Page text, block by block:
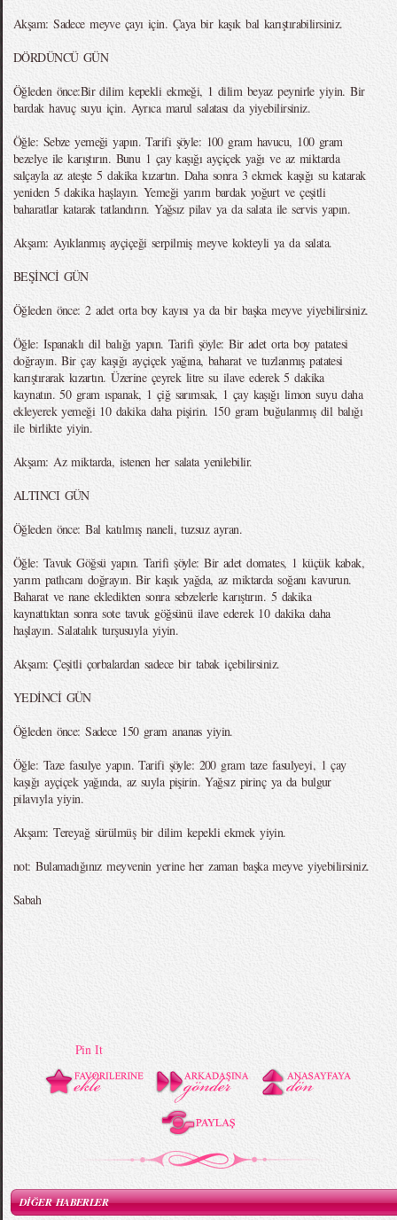
Akşam: Sadece meyve çayı için. Çaya bir kaşık bal karıştırabilirsiniz.
DÖRDÜNCÜ GÜN
Öğleden önce:Bir dilim kepekli ekmeği, 1 dilim beyaz peynirle yiyin. Bir
bardak havuç suyu için. Ayrıca marul salatası da yiyebilirsiniz.
Öğle: Sebze yemeği yapın. Tarifi şöyle: 100 gram havucu, 100 gram
bezelye ile karıştırın. Bunu 1 çay kaşığı ayçiçek yağı ve az miktarda
salçayla az ateşte 5 dakika kızartın. Daha sonra 3 ekmek kaşığı su katarak
yeniden 5 dakika haşlayın. Yemeği yarım bardak yoğurt ve çeşitli
baharatlar katarak tatlandırın. Yağsız pilav ya da salata ile servis yapın.
Akşam: Ayıklanmış ayçiçeği serpilmiş meyve kokteyli ya da salata.
BEŞİNCİ GÜN
Öğleden önce: 2 adet orta boy kayısı ya da bir başka meyve yiyebilirsiniz.
Öğle: Ispanaklı dil balığı yapın. Tarifi şöyle: Bir adet orta boy patatesi
doğrayın. Bir çay kaşığı ayçiçek yağına, baharat ve tuzlanmış patatesi
karıştırarak kızartın. Üzerine çeyrek litre su ilave ederek 5 dakika
kaynatın. 50 gram ıspanak, 1 çiğ sarımsak, 1 çay kaşığı limon suyu daha
ekleyerek yemeği 10 dakika daha pişirin. 150 gram buğulanmış dil balığı
ile birlikte yiyin.
Akşam: Az miktarda, istenen her salata yenilebilir.
ALTINCI GÜN
Öğleden önce: Bal katılmış naneli, tuzsuz ayran.
Öğle: Tavuk Göğsü yapın. Tarifi şöyle: Bir adet domates, 1 küçük kabak,
yarım patlıcanı doğrayın. Bir kaşık yağda, az miktarda soğanı kavurun.
Baharat ve nane ekledikten sonra sebzelerle karıştırın. 5 dakika
kaynattıktan sonra sote tavuk göğsünü ilave ederek 10 dakika daha
haşlayın. Salatalık turşusuyla yiyin.
Akşam: Çeşitli çorbalardan sadece bir tabak içebilirsiniz.
YEDİNCİ GÜN
Öğleden önce: Sadece 150 gram ananas yiyin.
Öğle: Taze fasulye yapın. Tarifi şöyle: 200 gram taze fasulyeyi, 1 çay
kaşığı ayçiçek yağında, az suyla pişirin. Yağsız pirinç ya da bulgur
pilavıyla yiyin.
Akşam: Tereyağ sürülmüş bir dilim kepekli ekmek yiyin.
not: Bulamadığınız meyvenin yerine her zaman başka meyve yiyebilirsiniz.
Sabah
Pin It
DİĞER HABERLER